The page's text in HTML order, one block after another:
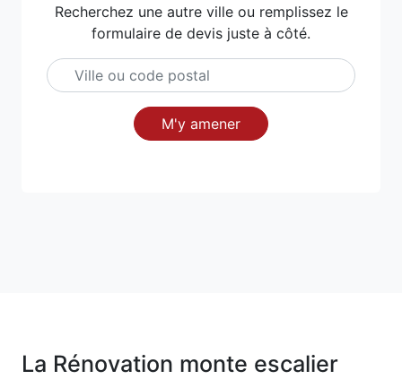
Recherchez une autre ville ou remplissez le
formulaire de devis juste à côté.
M'y amener
La Rénovation monte escalier